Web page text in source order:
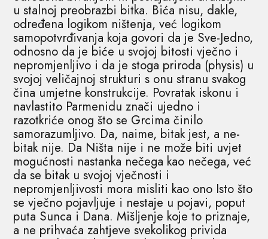
u stalnoj preobrazbi bitka. Bića nisu, dakle,
određena logikom ništenja, već logikom
samopotvrđivanja koja govori da je Sve-Jedno,
odnosno da je biće u svojoj bitosti vječno i
nepromjenljivo i da je stoga priroda (physis) u
svojoj veličajnoj strukturi s onu stranu svakog
čina umjetne konstrukcije. Povratak iskonu i
navlastito Parmenidu znači ujedno i
razotkriće onog što se Grcima činilo
samorazumljivo. Da, naime, bitak jest, a ne-
bitak nije. Da Ništa nije i ne može biti uvjet
mogućnosti nastanka nečega kao nečega, već
da se bitak u svojoj vječnosti i
nepromjenljivosti mora misliti kao ono Isto što
se vječno pojavljuje i nestaje u pojavi, poput
puta Sunca i Dana. Mišljenje koje to priznaje,
a ne prihvaća zahtjeve svekolikog privida